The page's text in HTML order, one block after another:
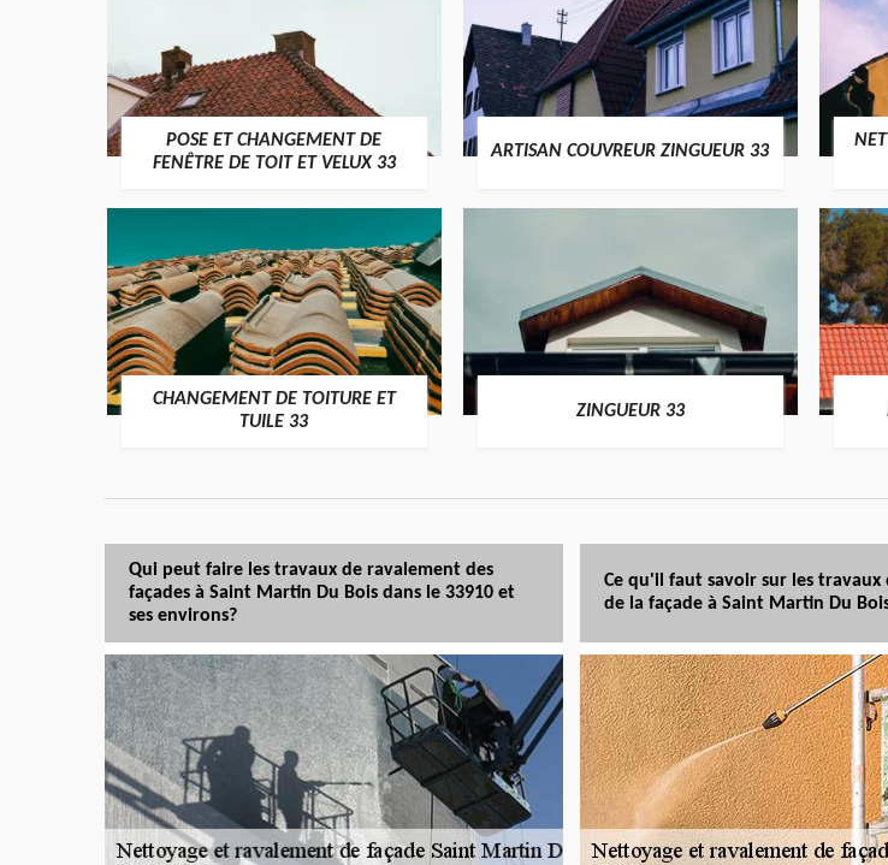
POSE ET CHANGEMENT DE
FENÊTRE DE TOIT ET VELUX 33
ARTISAN COUVREUR ZINGUEUR 33
CHANGEMENT DE TOITURE ET
TUILE 33
ZINGUEUR 33
Qui peut faire les travaux de ravalement des
façades à Saint Martin Du Bois dans le 33910 et
ses environs?
Ce qu'il faut savoir sur les travaux
de la façade à Saint Martin Du